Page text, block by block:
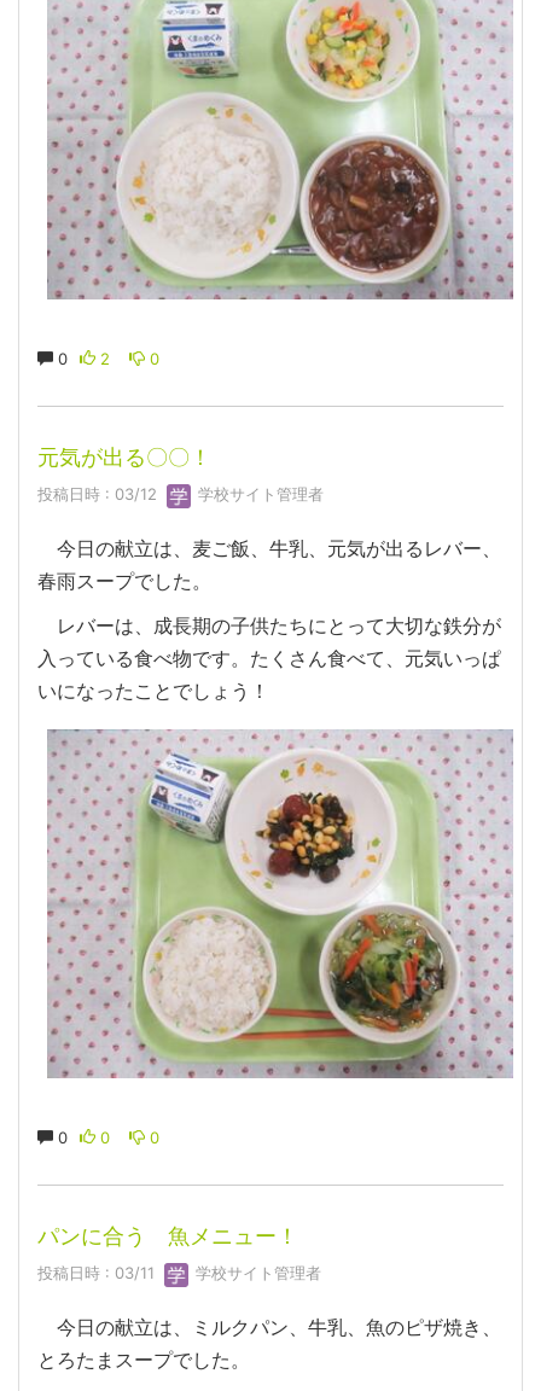
0 2 0
元気が出る〇〇！
投稿日時 : 03/12 学校サイト管理者
今日の献立は、麦ご飯、牛乳、元気が出るレバー、
春雨スープでした。
レバーは、成長期の子供たちにとって大切な鉄分が
入っている食べ物です。たくさん食べて、元気いっぱ
いになったことでしょう！
0 0 0
パンに合う 魚メニュー！
投稿日時 : 03/11 学校サイト管理者
今日の献立は、ミルクパン、牛乳、魚のピザ焼き、
とろたまスープでした。